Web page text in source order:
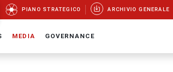
PIANO STRATEGICO ARCHIVIO GENERALE
MEDIA GOVERNANCE